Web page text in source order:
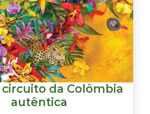
da Colômbia
autêntica